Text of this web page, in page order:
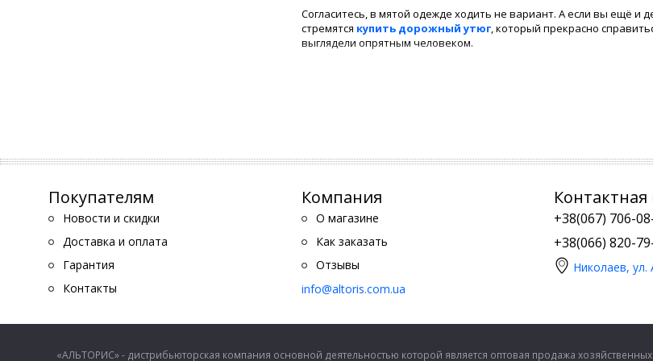
Согласитесь, в мятой одежде ходить не вариант. А если вы ещё
стремятся купить дорожный утюг, который прекрасно
выглядели опрятным человеком.
Необходимость в приобретении утюга предоставляет вам сайт
Купить утюг недорогоможно везде, но вот купить хороший
Покупателям
Новости и скидки
Доставка и оплата
Гарантия
Контакты
Компания
О магазине
Как заказать
Отзывы
info@altoris.com.ua
+38(067) 706-
+38(066) 820-
Николаев,
«АЛЬТОРИС» - дистрибьюторская компания основной деятельностью которой является оптовая продажа